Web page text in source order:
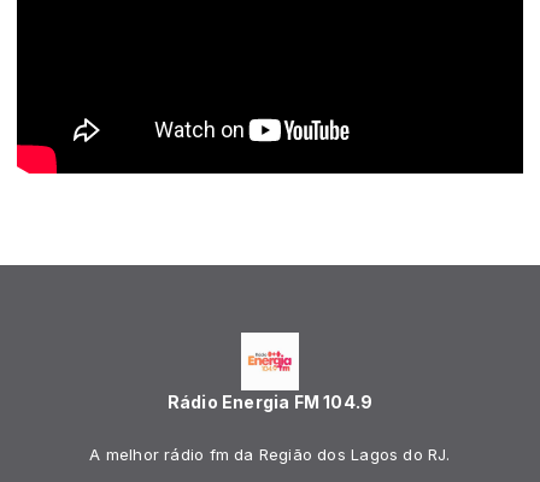
Rádio Energia FM 104.9
A melhor rádio fm da Região dos Lagos do RJ.